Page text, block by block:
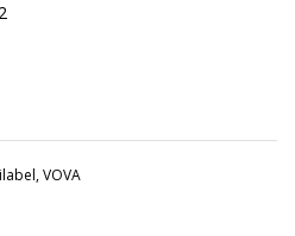
VOVA